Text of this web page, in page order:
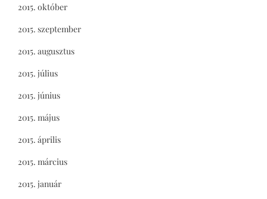
2015. október
2015. szeptember
2015. augusztus
2015. július
2015. június
2015. május
2015. április
2015. március
2015. január